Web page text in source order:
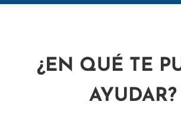
¿EN QUÉ TE
AYUDAR?